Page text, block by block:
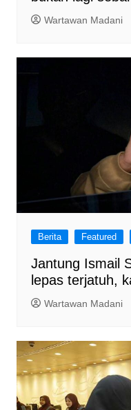
Wartawan Madani
Berita Featured
Jantung Ismail
lepas terjatuh,
Wartawan Madani